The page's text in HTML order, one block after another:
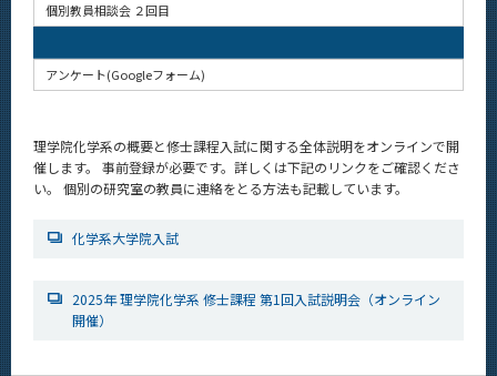
個別教員相談会 ２回目
アンケート(Googleフォーム)
理学院化学系の概要と修士課程入試に関する全体説明をオンラインで開
催します。 事前登録が必要です。詳しくは下記のリンクをご確認くださ
い。 個別の研究室の教員に連絡をとる方法も記載しています。
化学系大学院入試
2025年 理学院化学系 修士課程 第1回入試説明会（オンライン
開催）
サイト構成
CLOSE